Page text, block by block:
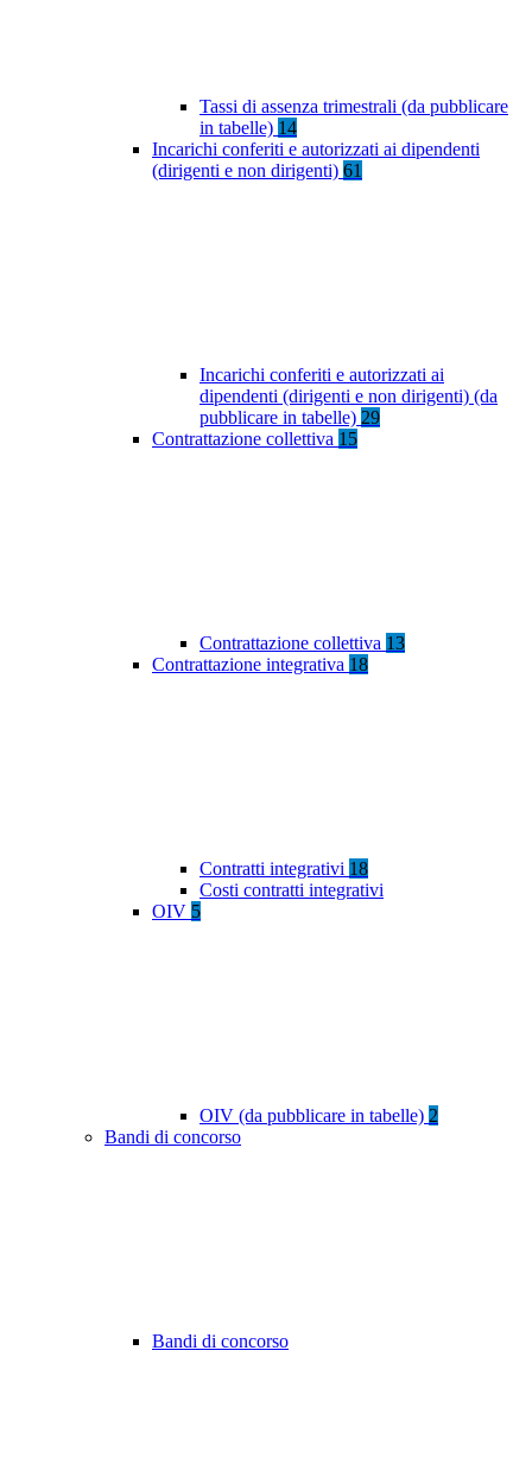
Tassi di assenza trimestrali (da pubblicare
in tabelle) 14
Incarichi conferiti e autorizzati ai dipendenti
(dirigenti e non dirigenti) 61
Incarichi conferiti e autorizzati ai
dipendenti (dirigenti e non dirigenti) (da
pubblicare in tabelle) 29
Contrattazione collettiva 15
Contrattazione collettiva 13
Contrattazione integrativa 18
Contratti integrativi 18
Costi contratti integrativi
OIV 5
OIV (da pubblicare in tabelle) 2
Bandi di concorso
Bandi di concorso